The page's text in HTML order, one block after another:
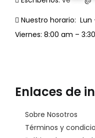
Nuestro horario: Lun
Viernes: 8:00 am –
Enlaces de
Sobre Nosotros
Términos y